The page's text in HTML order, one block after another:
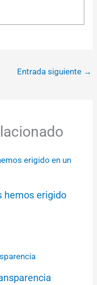
Entrada siguiente →
hemos erigido